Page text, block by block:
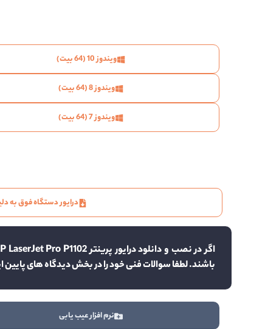
ویندوز 10 (64 بیت)
ویندوز 8 (64 بیت)
ویندوز 7 (64 بیت)
درایور دستگاه فوق به
باشند. لطفا سوالات فنی خود را در بخش دیدگاه های
نرم افزار عیب یابی